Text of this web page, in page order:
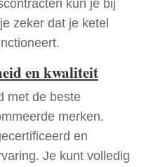
kun je bij
zeker dat je ketel
en kwaliteit
met de beste
merken.
en
Je kunt volledig